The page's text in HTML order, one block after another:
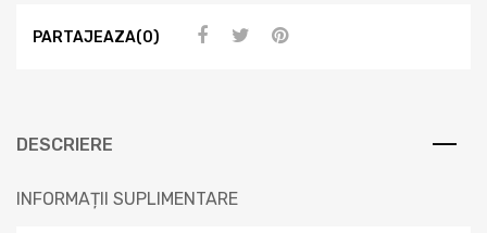
PARTAJEAZA(0)
DESCRIERE
INFORMAȚII SUPLIMENTARE